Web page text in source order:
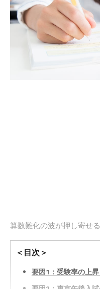
算数難化の波が押し寄せ
＜目次＞
要因1：受験率の上